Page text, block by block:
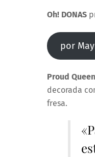
Oh! DONAS
por
Proud
decorada
fresa.